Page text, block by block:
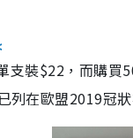
支裝$22，而購
在歐盟2019冠